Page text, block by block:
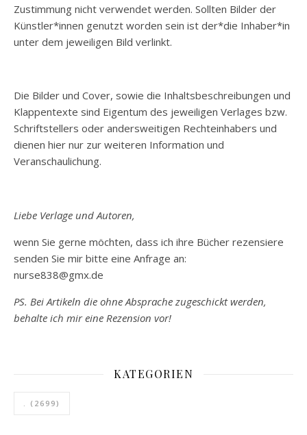
Zustimmung nicht verwendet werden. Sollten Bilder der
Künstler*innen genutzt worden sein ist der*die Inhaber*in
unter dem jeweiligen Bild verlinkt.
Die Bilder und Cover, sowie die Inhaltsbeschreibungen und
Klappentexte sind Eigentum des jeweiligen Verlages bzw.
Schriftstellers oder andersweitigen Rechteinhabers und
dienen hier nur zur weiteren Information und
Veranschaulichung.
Liebe Verlage und Autoren,
wenn Sie gerne möchten, dass ich ihre Bücher rezensiere
senden Sie mir bitte eine Anfrage an:
nurse838@gmx.de
PS. Bei Artikeln die ohne Absprache zugeschickt werden,
behalte ich mir eine Rezension vor!
KATEGORIEN
. (2699)